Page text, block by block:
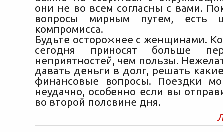
они не во всем согласны с вами.
вопросы мирным путем, есть
компромисса.
Будьте осторожнее с женщинами.
сегодня приносят больше
неприятностей, чем пользы.
давать деньги в долг, решать
финансовые вопросы. Поездки
неудачно, особенно если вы
во второй половине дня.